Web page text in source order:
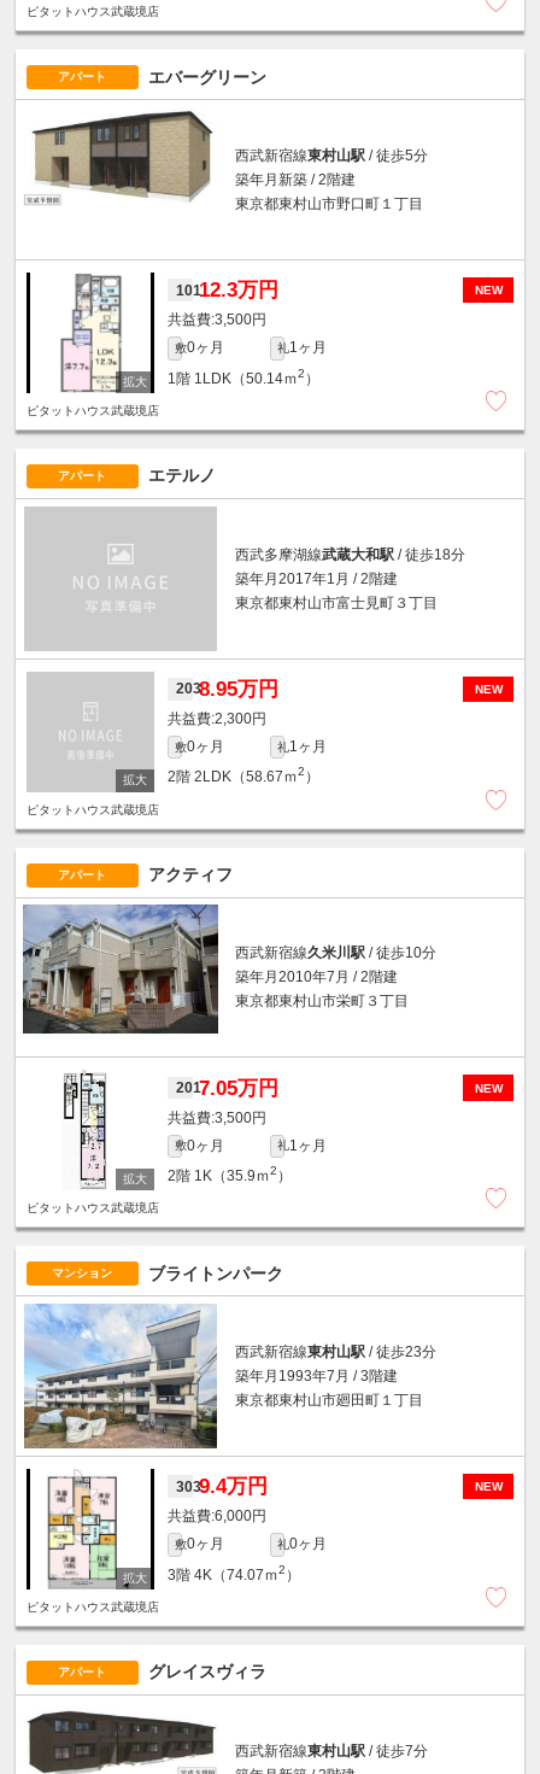
ピタットハウス武蔵境店
アパート エバーグリーン
西武新宿線東村山駅 / 徒歩5分
築年月新築 / 2階建
東京都東村山市野口町１丁目
NEW
10112.3万円
3,500円
敷0ヶ月 礼1ヶ月
1階 1LDK（50.14ｍ2 ）
ピタットハウス武蔵境店
アパート エテルノ
西武多摩湖線武蔵大和駅 / 徒歩18分
築年月2017年1月 / 2階建
東京都東村山市富士見町３丁目
NEW
2038.95万円
2,300円
敷0ヶ月 礼1ヶ月
2階 2LDK（58.67ｍ2 ）
ピタットハウス武蔵境店
アパート アクティフ
西武新宿線久米川駅 / 徒歩10分
築年月2010年7月 / 2階建
東京都東村山市栄町３丁目
NEW
2017.05万円
3,500円
敷0ヶ月 礼1ヶ月
2階 1K（35.9ｍ2 ）
ピタットハウス武蔵境店
マンション ブライトンパーク
西武新宿線東村山駅 / 徒歩23分
築年月1993年7月 / 3階建
東京都東村山市廻田町１丁目
NEW
3039.4万円
6,000円
敷0ヶ月 礼0ヶ月
3階 4K（74.07ｍ2 ）
ピタットハウス武蔵境店
アパート グレイスヴィラ
西武新宿線東村山駅 / 徒歩7分